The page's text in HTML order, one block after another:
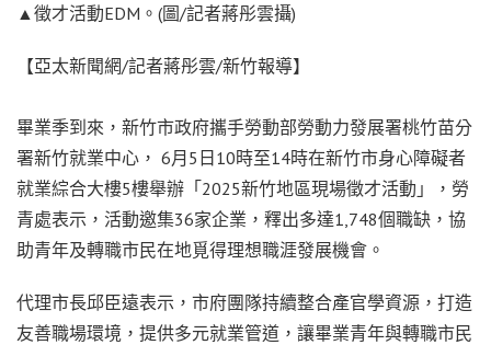
▲徵才活動EDM。(圖/記者蔣彤雲攝)
【亞太新聞網/記者蔣彤雲/新竹報導】
畢業季到來，新竹市政府攜手勞動部勞動力發展署桃竹苗分
署新竹就業中心， 6月5日10時至14時在新竹市身心障礙者
就業綜合大樓5樓舉辦「2025新竹地區現場徵才活動」，勞
青處表示，活動邀集36家企業，釋出多達1,748個職缺，協
助青年及轉職市民在地覓得理想職涯發展機會。
代理市長邱臣遠表示，市府團隊持續整合產官學資源，打造
友善職場環境，提供多元就業管道，讓畢業青年與轉職市民